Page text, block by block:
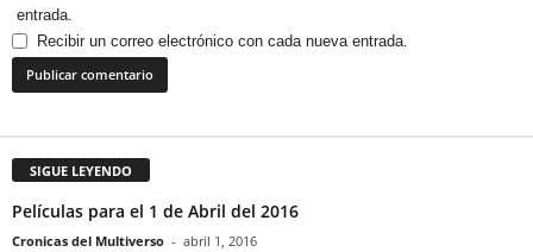
entrada.
Recibir un correo electrónico con cada nueva entrada.
SIGUE LEYENDO
Películas para el 1 de Abril del 2016
Cronicas del Multiverso - abril 1, 2016